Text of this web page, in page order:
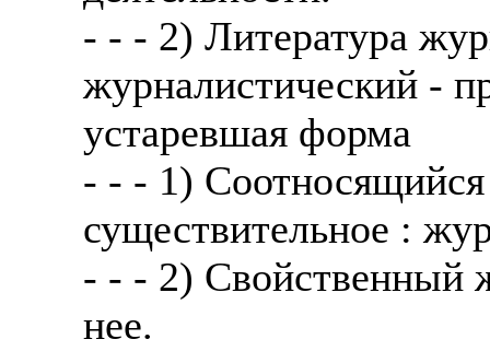
- - - 2) Литература
журналистический -
устаревшая форма
- - - 1)
существительное :
- - - 2) Свойственный
нее.